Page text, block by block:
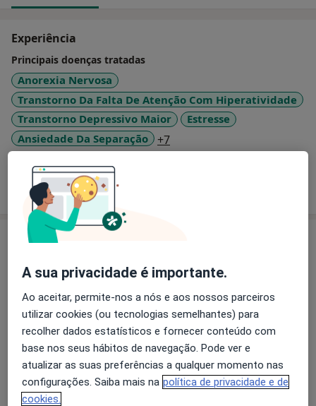
Experiência
Principais doenças tratadas
Anorexia Nervosa
Transtorno Da Falta De Atenção Com Hiperatividade
Transtorno Depressivo Maior
Estresse
Ansiedade Da Separação
+7a11y_sr_more_diseases
Mostrar mais detalhes
Serviços e preços
Primeira consulta Psicologia
Desde 30 € Detalhes
Acompanhamento de doentes crónicos
Desde 30 € Detalhes
Avaliação Psicológica
Desde 30 €
A sua privacidade é importante.
Ao aceitar, permite-nos a nós e aos nossos parceiros
utilizar cookies (ou tecnologias semelhantes) para
recolher dados estatísticos e fornecer conteúdo com
base nos seus hábitos de navegação. Pode ver e
atualizar as suas preferências a qualquer momento nas
configurações. Saiba mais na política de privacidade e de
cookies.